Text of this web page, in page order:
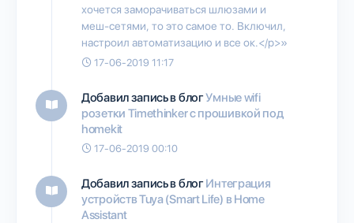
хочется заморачиваться шлюзами и
меш-сетями, то это самое то. Включил,
настроил автоматизацию и все ок.</p>»
17-06-2019 11:17
Добавил запись в блогУмные wifi
розетки Timethinker c прошивкой под
homekit
17-06-2019 00:10
Добавил запись в блогИнтеграция
устройств Tuya (Smart Life) в Home
Assistant